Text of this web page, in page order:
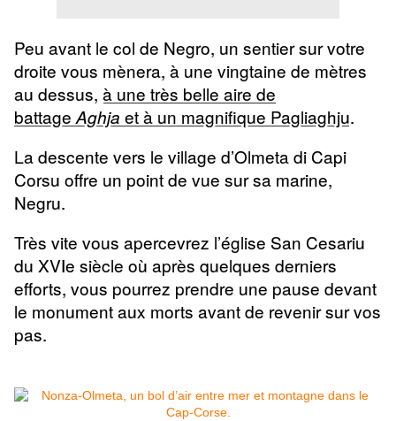
Peu avant le col de Negro, un sentier sur votre
droite vous mènera, à une vingtaine de mètres
au dessus, à une très belle aire de
battage Aghja et à un magnifique Pagliaghju.
La descente vers le village d’Olmeta di Capi
Corsu offre un point de vue sur sa marine,
Negru.
Très vite vous apercevrez l’église San Cesariu
du XVIe siècle où après quelques derniers
efforts, vous pourrez prendre une pause devant
le monument aux morts avant de revenir sur vos
pas.